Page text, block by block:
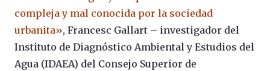
compleja y mal conocida por la sociedad
urbanita», Francesc Gallart – investigador del
Instituto de Diagnóstico Ambiental y Estudios del
Agua (IDAEA) del Consejo Superior de